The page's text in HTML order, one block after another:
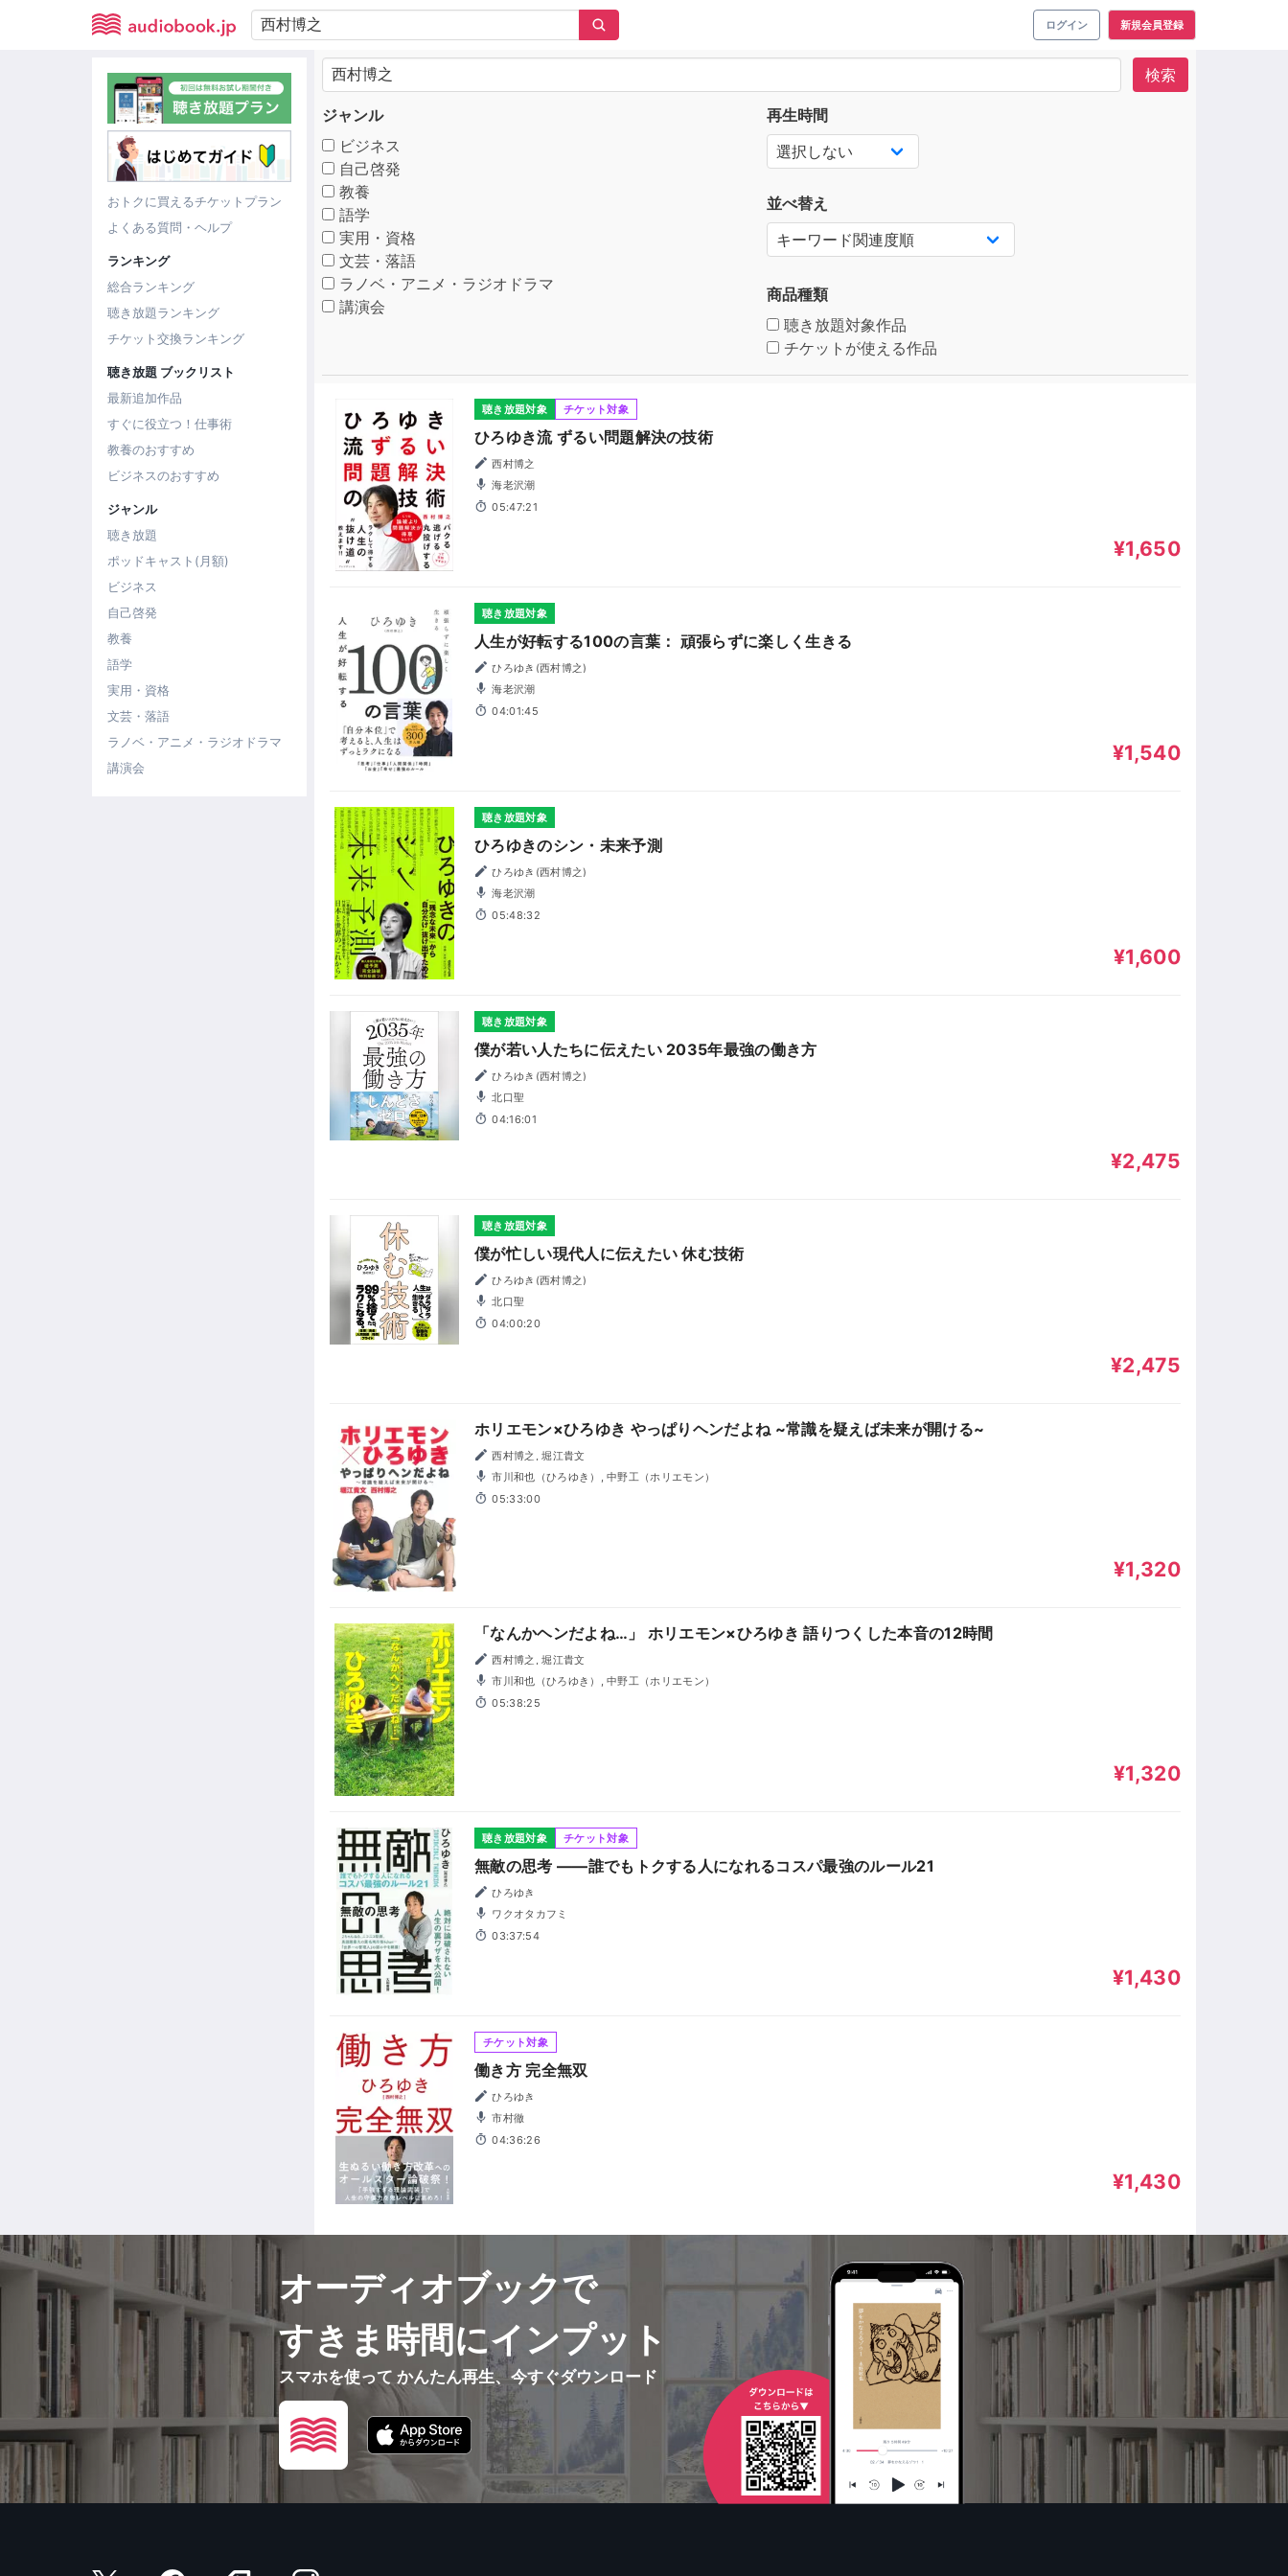
ログイン 新規会員登録
おトクに買えるチケットプラン
よくある質問・ヘルプ
ランキング
総合ランキング
聴き放題ランキング
チケット交換ランキング
聴き放題 ブックリスト
最新追加作品
すぐに役立つ！仕事術
教養のおすすめ
ビジネスのおすすめ
ジャンル
聴き放題
ポッドキャスト(月額)
ビジネス
自己啓発
教養
語学
実用・資格
文芸・落語
ラノベ・アニメ・ラジオドラマ
講演会
検索
ジャンル
ビジネス
自己啓発
教養
語学
実用・資格
文芸・落語
ラノベ・アニメ・ラジオドラマ
講演会
再生時間
並べ替え
商品種類
聴き放題対象作品
チケットが使える作品
聴き放題対象 チケット対象
ひろゆき流 ずるい問題解決の技術
西村博之
海老沢潮
05:47:21
¥1,650
聴き放題対象
人生が好転する100の言葉： 頑張らずに楽しく生きる
ひろゆき(西村博之)
海老沢潮
04:01:45
¥1,540
聴き放題対象
ひろゆきのシン・未来予測
ひろゆき(西村博之)
海老沢潮
05:48:32
¥1,600
聴き放題対象
僕が若い人たちに伝えたい 2035年最強の働き方
ひろゆき(西村博之)
北口聖
04:16:01
¥2,475
聴き放題対象
僕が忙しい現代人に伝えたい 休む技術
ひろゆき(西村博之)
北口聖
04:00:20
¥2,475
ホリエモン×ひろゆき やっぱりヘンだよね ~常識を疑えば未来が開ける~
西村博之, 堀江貴文
市川和也（ひろゆき）, 中野工（ホリエモン）
05:33:00
¥1,320
「なんかヘンだよね…」 ホリエモン×ひろゆき 語りつくした本音の12時間
西村博之, 堀江貴文
市川和也（ひろゆき）, 中野工（ホリエモン）
05:38:25
¥1,320
聴き放題対象 チケット対象
無敵の思考 ――誰でもトクする人になれるコスパ最強のルール21
ひろゆき
ワクオタカフミ
03:37:54
¥1,430
チケット対象
働き方 完全無双
ひろゆき
市村徹
04:36:26
¥1,430
オーディオブックで
すきま時間にインプット
スマホを使って かんたん再生、今すぐダウンロード